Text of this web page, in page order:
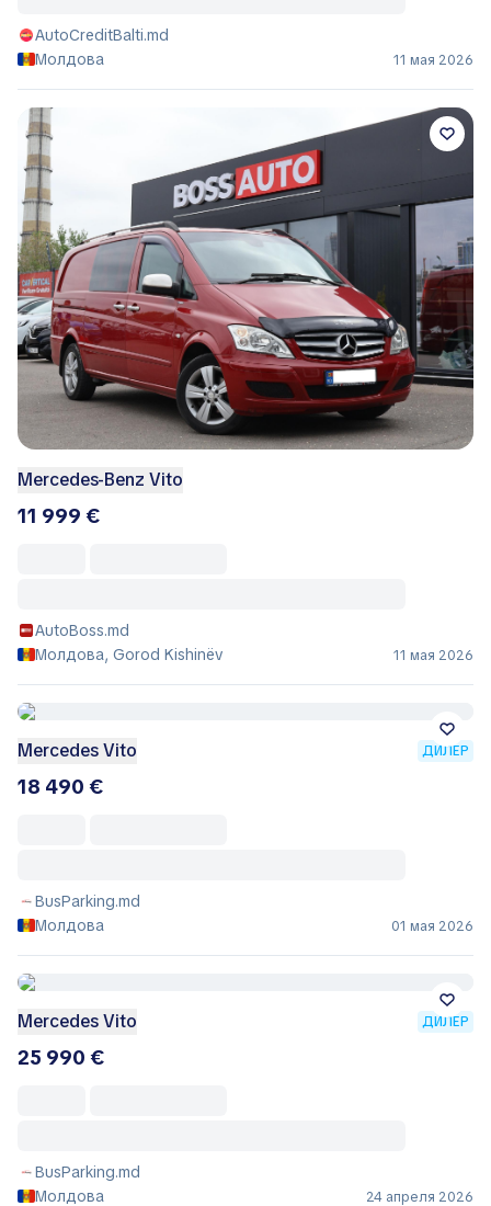
AutoCreditBalti.md
Молдова
11 мая 2026
Mercedes-Benz Vito
11 999 €
AutoBoss.md
Молдова, Gorod Kishinëv
11 мая 2026
Mercedes Vito ДИЛЕР
18 490 €
BusParking.md
Молдова
01 мая 2026
Mercedes Vito ДИЛЕР
25 990 €
BusParking.md
Молдова
24 апреля 2026